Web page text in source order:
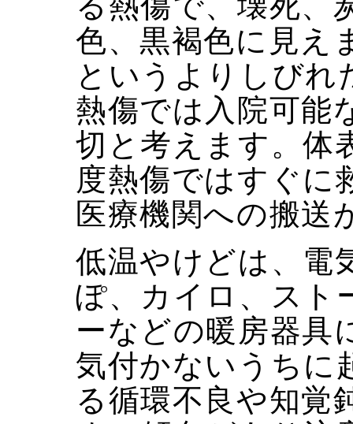
色、黒褐色に見え
というよりしびれ
熱傷では入院可能
切と考えます。体
度熱傷ではすぐに
医療機関への搬送
低温やけどは、電
ぽ、カイロ、スト
ーなどの暖房器具
気付かないうちに
る循環不良や知覚